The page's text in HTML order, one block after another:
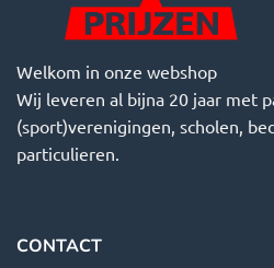
Welkom in onze webshop
Wij leveren al bijna 20 jaar met
(sport)verenigingen, scholen,
particulieren.
CONTACT